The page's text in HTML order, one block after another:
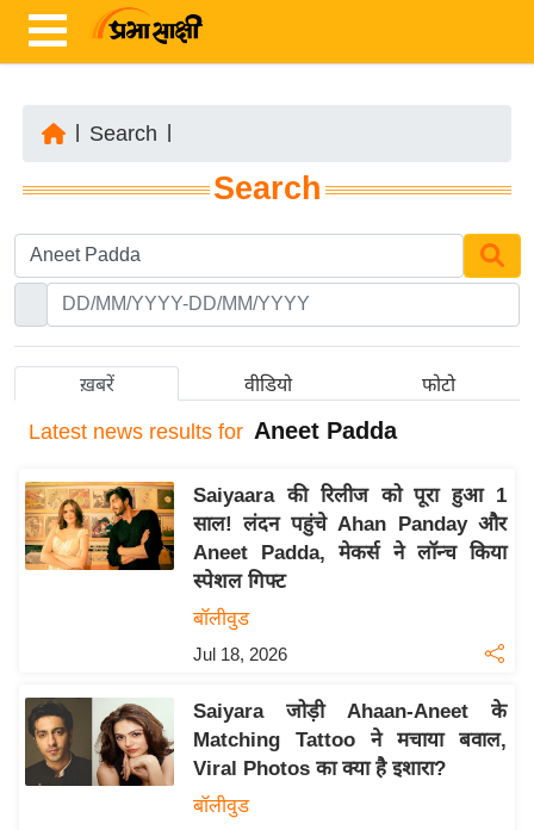
ज़ा
ख
र
ष्ट्री
अं
र्रा
ष्ट्री
य
स
उ
द्यो
ग
Search
Search
ख़बरें वीडियो फोटो
Latest news results for Aneet Padda
Saiyaara की रिलीज को पूरा हुआ 1
साल! लंदन पहुंचे Ahan Panday और
Aneet Padda, मेकर्स ने लॉन्च किया
स्पेशल गिफ्ट
बॉलीवुड
Jul 18, 2026
Saiyara जोड़ी Ahaan-Aneet के
Matching Tattoo ने मचाया बवाल,
Viral Photos का क्या है इशारा?
बॉलीवुड